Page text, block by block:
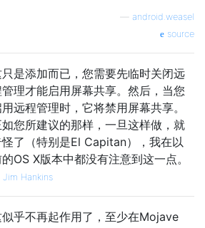
android.weasel
source
是添加而已，您需要先临时关闭远
理才能启用屏幕共享。然后，当您
用远程管理时，它将禁用屏幕共享。
如您所建议的那样，一旦这样做，就
了（特别是El Capitan），我在以
OS X版本中都没有注意到这一点。
Jim Hankins
乎不再起作用了，至少在Mojave